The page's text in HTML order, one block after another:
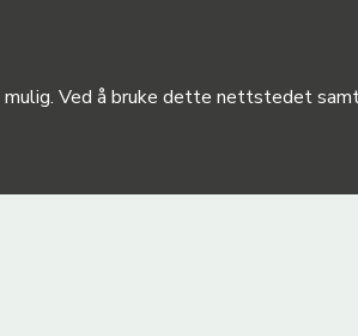
Ved å bruke dette nettstedet